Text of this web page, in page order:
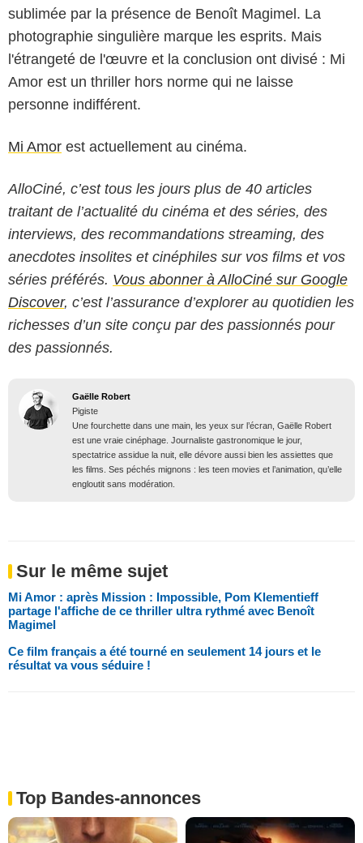
sublimée par la présence de Benoît Magimel. La
photographie singulière marque les esprits. Mais
l'étrangeté de l'œuvre et la conclusion ont divisé : Mi
Amor est un thriller hors norme qui ne laisse
personne indifférent.
Mi Amor est actuellement au cinéma.
AlloCiné, c’est tous les jours plus de 40 articles
traitant de l’actualité du cinéma et des séries, des
interviews, des recommandations streaming, des
anecdotes insolites et cinéphiles sur vos films et vos
séries préférés. Vous abonner à AlloCiné sur Google
Discover, c’est l’assurance d’explorer au quotidien les
richesses d’un site conçu par des passionnés pour
des passionnés.
Gaëlle Robert
Pigiste
Une fourchette dans une main, les yeux sur l’écran, Gaëlle Robert
est une vraie cinéphage. Journaliste gastronomique le jour,
spectatrice assidue la nuit, elle dévore aussi bien les assiettes que
les films. Ses péchés mignons : les teen movies et l’animation, qu’elle
engloutit sans modération.
Sur le même sujet
Mi Amor : après Mission : Impossible, Pom Klementieff
partage l'affiche de ce thriller ultra rythmé avec Benoît
Magimel
Ce film français a été tourné en seulement 14 jours et le
résultat va vous séduire !
Top Bandes-annonces